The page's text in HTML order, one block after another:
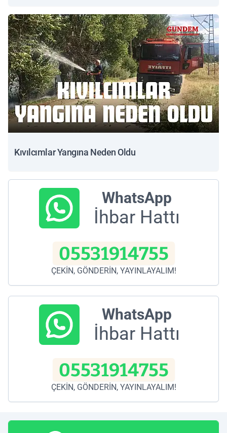
Kıvılcımlar Yangına Neden Oldu
WhatsApp
İhbar Hattı
05531914755
ÇEKİN, GÖNDERİN, YAYINLAYALIM!
WhatsApp
İhbar Hattı
05531914755
ÇEKİN, GÖNDERİN, YAYINLAYALIM!